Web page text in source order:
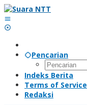
Lewati
ke
konten
Pencarian
Indeks Berita
Terms of Service
Redaksi